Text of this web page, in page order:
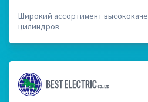
Широкий ассортимент
цилиндров